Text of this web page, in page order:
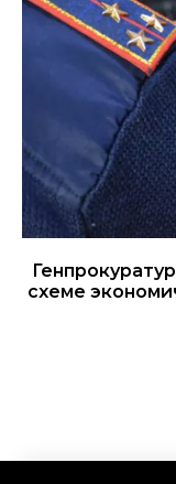
схеме